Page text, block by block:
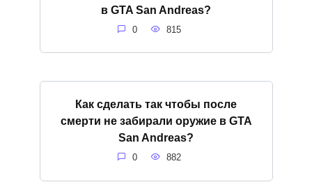
в GTA San Andreas?
0 815
Как сделать так чтобы после
смерти не забирали оружие в GTA
San Andreas?
0 882